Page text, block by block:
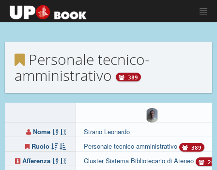
Personale tecnico-
amministrativo
389
Nome
Ruolo
Afferenza
Strano Leonardo
Personale tecnico-amministrativo
389
Cluster Sistema Bibliotecario di Ateneo 20